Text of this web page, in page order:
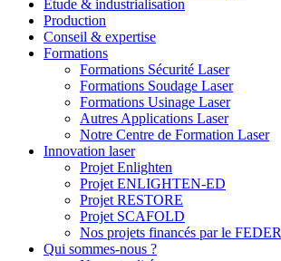
Étude & industrialisation
Production
Conseil & expertise
Formations
Formations Sécurité Laser
Formations Soudage Laser
Formations Usinage Laser
Autres Applications Laser
Notre Centre de Formation Laser
Innovation laser
Projet Enlighten
Projet ENLIGHTEN-ED
Projet RESTORE
Projet SCAFOLD
Nos projets financés par le FEDER
Qui sommes-nous ?